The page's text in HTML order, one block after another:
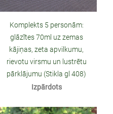
Komplekts 5 personām:
glāzītes 70ml uz zemas
kājiņas, zeta apvilkumu,
rievotu virsmu un lustrētu
pārklājumu (Stikla gl 408)
Izpārdots